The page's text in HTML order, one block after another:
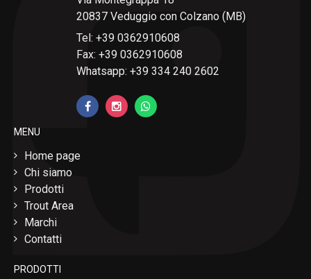
20837 Veduggio con Colzano (MB)
Tel: +39 0362910608
Fax: +39 0362910608
Whatsapp: +39 334 240 2602
MENU
Home page
Chi siamo
Prodotti
Trout Area
Marchi
Contatti
PRODOTTI